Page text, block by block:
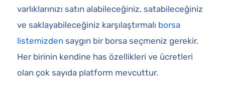
varlıklarınızı satın alabileceğiniz, satabileceğiniz
ve saklayabileceğiniz karşılaştırmalı borsa
listemizdensaygın bir borsa seçmeniz gerekir.
Her birinin kendine has özellikleri ve ücretleri
olan çok sayıda platform mevcuttur.